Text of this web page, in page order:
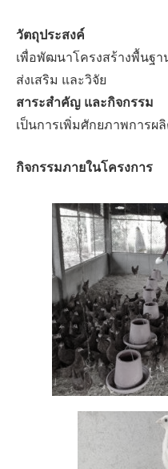
วัตถุประสงค์
เพื่อพัฒนาโครงสร้างพื้นฐ
ส่งเสริม และวิจัย
สาระสำคัญ และกิจกรรม
เป็นการเพิ่มศักยภาพการผ
กิจกรรมภายในโครงการ